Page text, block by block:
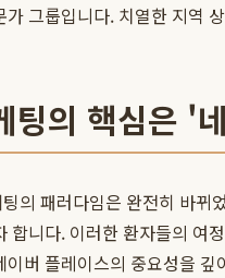
그룹입니다. 치열한 지역
팅의 핵심은 '
의 패러다임은 완전히 바
합니다. 이러한 환자들의 여
이버 플레이스의 중요성을